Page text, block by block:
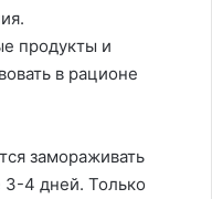
продукты и
в рационе
замораживать
3-4 дней. Только